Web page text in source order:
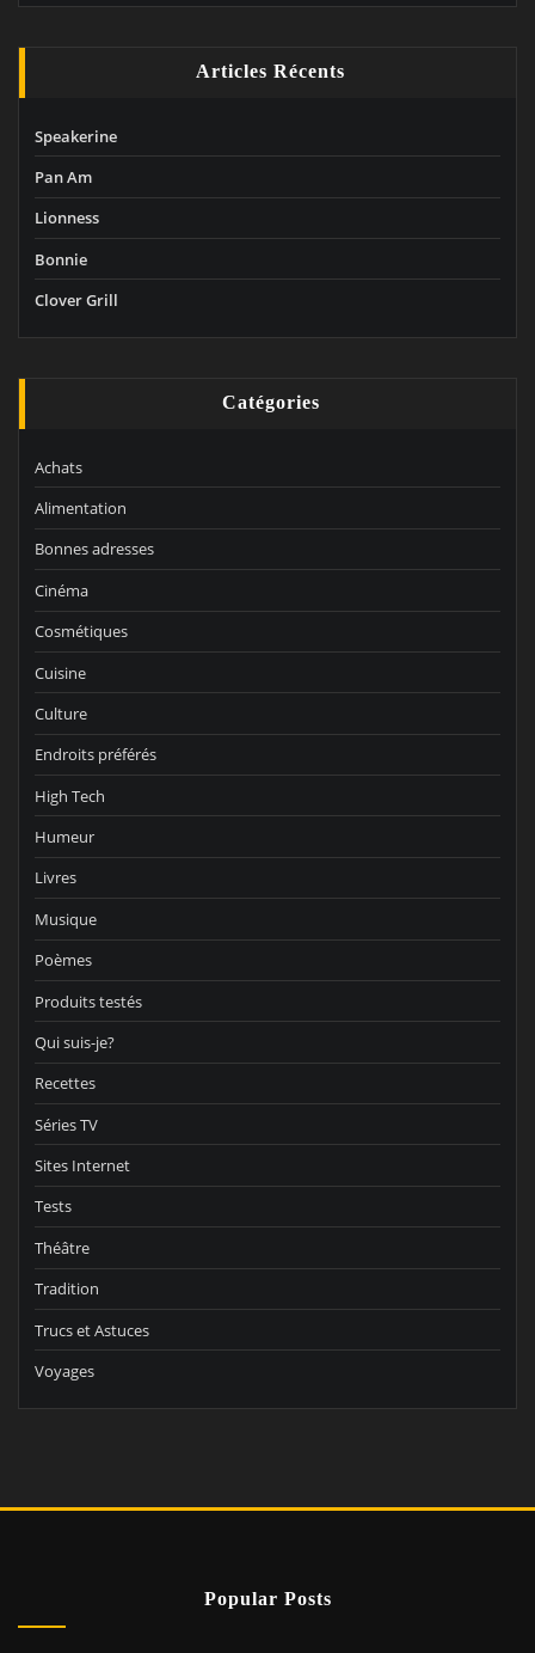
Articles Récents
Speakerine
Pan Am
Lionness
Bonnie
Clover Grill
Catégories
Achats
Alimentation
Bonnes adresses
Cinéma
Cosmétiques
Cuisine
Culture
Endroits préférés
High Tech
Humeur
Livres
Musique
Poèmes
Produits testés
Qui suis-je?
Recettes
Séries TV
Sites Internet
Tests
Théâtre
Tradition
Trucs et Astuces
Voyages
Popular Posts